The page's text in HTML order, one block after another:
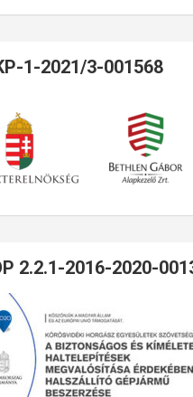
1-2021/3-001568
2.2.1-2016-2020-